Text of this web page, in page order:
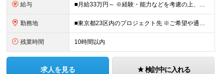
給与 ■月給33万円～ ※経験・能力などを考慮の上、当社規定により優遇します。 ※上記にはみなし残業代(25時間分5万2563円)を含みます。25時間を超える残業には別途全額残業代を支給します。 ◎通勤
勤務地 ■東京都23区内のプロジェクト先 ※ご希望や通勤時間を考慮して、配属先を決定します。 【本社】 東京都新宿区西新宿4-10-19 3階 ＼オフィス移転！デスクも心機一転アップデート！／ 全席
残業時間 10時間以内
求人を見る 検討中に入れる